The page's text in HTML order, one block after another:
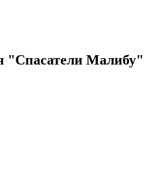
"Спасатели Малибу"